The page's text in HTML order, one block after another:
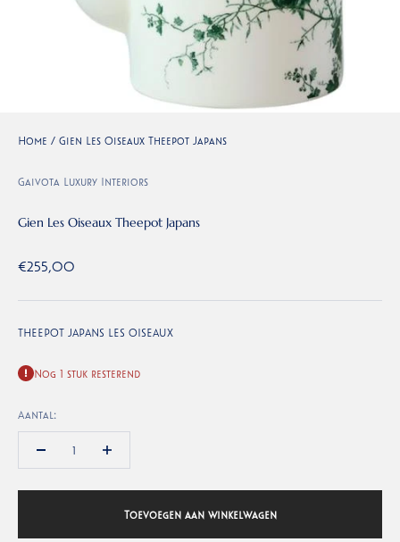
Home / Gien Les Oiseaux Theepot Japans
Gaivota Luxury Interiors
Gien Les Oiseaux Theepot Japans
Aanbiedingsprijs
€255,00
THEEPOT JAPANS LES OISEAUX
Nog 1 stuk resterend
Aantal:
Toevoegen aan winkelwagen